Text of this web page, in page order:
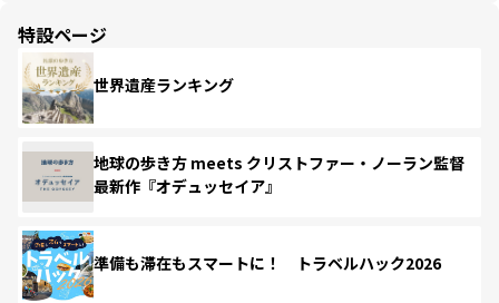
特設ページ
世界遺産ランキング
地球の歩き方 meets クリストファー・ノーラン監督
最新作『オデュッセイア』
準備も滞在もスマートに！ トラベルハック2026